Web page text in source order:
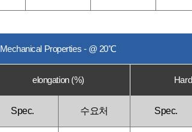
Mechanical Properties - @ 20℃
elongation (%)
Spec. 수요처 Spec.